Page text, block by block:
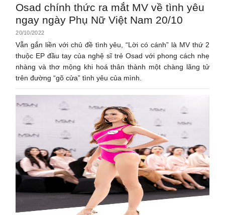
Osad chính thức ra mắt MV về tình yêu
ngay ngày Phụ Nữ Việt Nam 20/10
20/10/2022
Vẫn gắn liền với chủ đề tình yêu, “Lời có cánh” là MV thứ 2
thuộc EP đầu tay của nghệ sĩ trẻ Osad với phong cách nhẹ
nhàng và thơ mộng khi hoá thân thành một chàng lãng tử
trên đường “gõ cửa” tình yêu của mình.